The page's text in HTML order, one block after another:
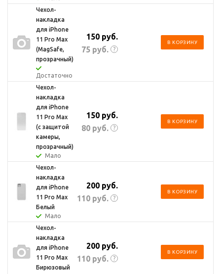
Чехол-
накладка
для iPhone
11 Pro Max
(MagSafe,
прозрачный)
Достаточно
150 руб.
75 руб. ?
В КОРЗИНУ
Чехол-
накладка
для iPhone
11 Pro Max
(с защитой
камеры,
прозрачный)
Мало
150 руб.
80 руб. ?
В КОРЗИНУ
Чехол-
накладка
для iPhone
11 Pro Max
Белый
Мало
200 руб.
110 руб. ?
В КОРЗИНУ
Чехол-
накладка
для iPhone
11 Pro Max
Бирюзовый
200 руб.
110 руб. ?
В КОРЗИНУ